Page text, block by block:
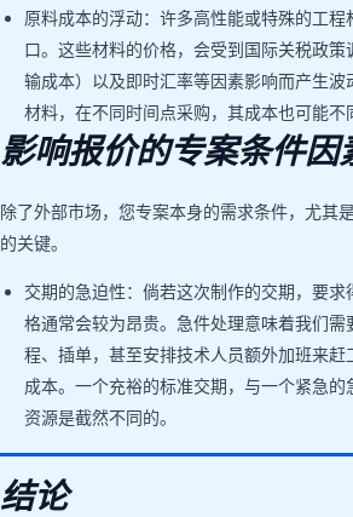
原料成本的浮动：许多高性能或特殊的工
口。这些材料的价格，会受到国际关税政
输成本）以及即时汇率等因素影响而产生
材料，在不同时间点采购，其成本也可能不
影响报价的专案条件因
除了外部市场，您专案本身的需求条件，尤其
的关键。
交期的急迫性：倘若这次制作的交期，要
格通常会较为昂贵。急件处理意味着我们
程、插单，甚至安排技术人员额外加班来
成本。一个充裕的标准交期，与一个紧急
资源是截然不同的。
结论